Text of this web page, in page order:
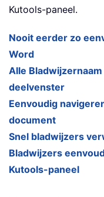
Kutools-paneel.
Nooit eerder zo
Word
Alle
deelvenster
Eenvoudig
document
Snel bladwijzers
Bladwijzers
Kutools-paneel